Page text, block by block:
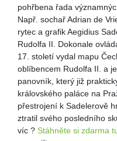
pohřbena řada
Např. sochař Adrian de
rytec a grafik Aegidius
Rudolfa II. Dokonale
17. století vydal mapu
oblíbencem Rudolfa II. a
panovník, který již
královského paláce na
přestrojení k Sadelerově
ztratil svého posledního
víc ? Stáhněte si zdarma